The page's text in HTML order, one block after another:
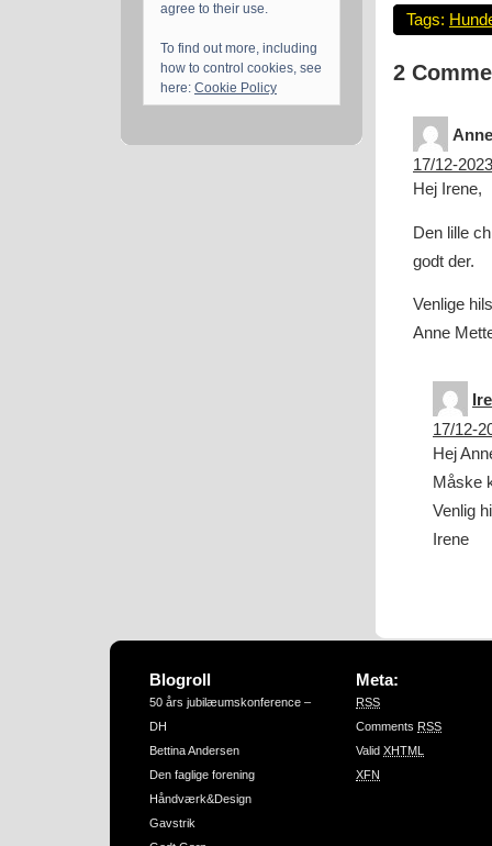
agree to their use.
To find out more, including
how to control cookies, see
here: Cookie Policy
Tags:
2
17/12-
Hej Irene,
Den lille
godt der.
Venlige
Anne
17/12-
Hej
Måske
Venlig
Irene
Blogroll
50 års jubilæumskonference –
DH
Bettina Andersen
Den faglige forening
Håndværk&Design
Gavstrik
Meta:
RSS
Comments RSS
Valid XHTML
XFN